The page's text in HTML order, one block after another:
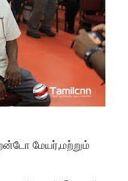
மேயர்,மற்றும்